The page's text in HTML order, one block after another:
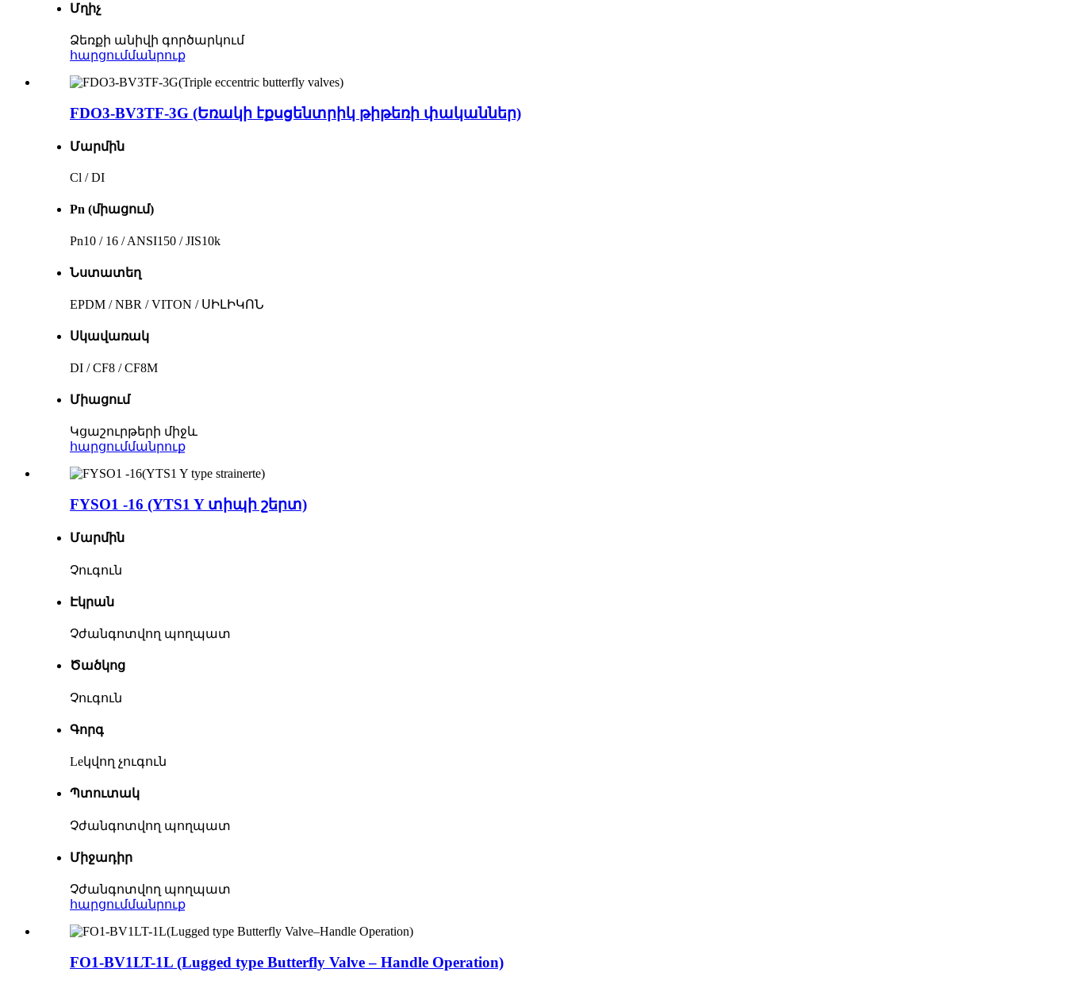
Մղիչ
Ձեռքի անիվի գործարկում
հարցումմանրուք
FDO3-BV3TF-3G (Եռակի էքսցենտրիկ թիթեռի փականներ)
Մարմին
Cl / DI
Pn (միացում)
Pn10 / 16 / ANSI150 / JIS10k
Նստատեղ
EPDM / NBR / VITON / ՍԻԼԻԿՈՆ
Սկավառակ
DI / CF8 / CF8M
Միացում
Կցաշուրթերի միջև
հարցումմանրուք
FYSO1 -16 (YTS1 Y տիպի շերտ)
Մարմին
Չուգուն
Էկրան
Չժանգոտվող պողպատ
Ծածկոց
Չուգուն
Գորգ
Leկվող չուգուն
Պտուտակ
Չժանգոտվող պողպատ
Միջադիր
Չժանգոտվող պողպատ
հարցումմանրուք
FO1-BV1LT-1L (Lugged type Butterfly Valve – Handle Operation)